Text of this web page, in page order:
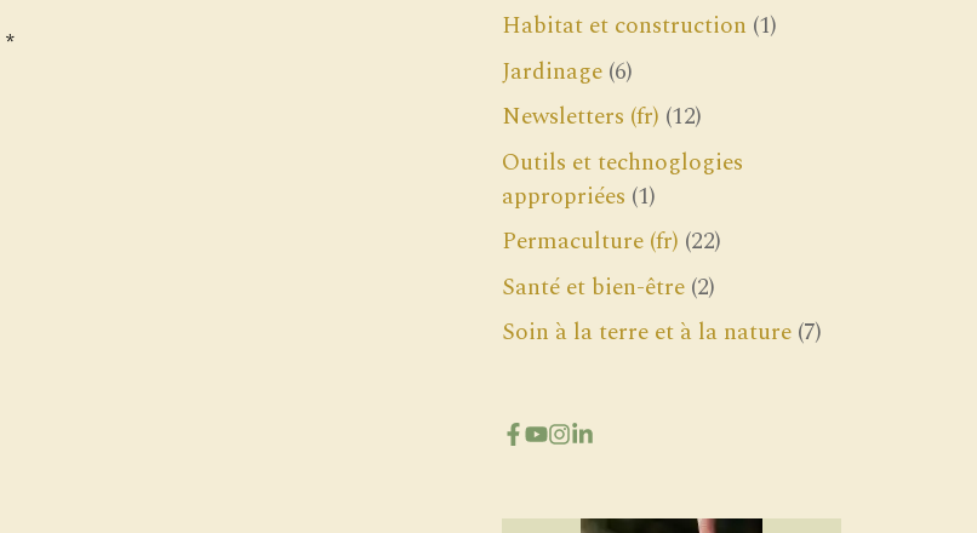
*
Habitat et construction (1)
Jardinage (6)
Newsletters (fr) (12)
Outils et technoglogies
appropriées (1)
Permaculture (fr) (22)
Santé et bien-être (2)
Soin à la terre et à la nature (7)